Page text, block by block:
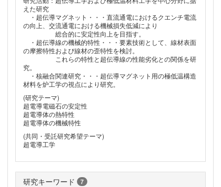
えた研究
・超伝導マグネット・・・直流通電におけるクエンチ電流
の向上、交流通電における機械損失低減により
総合的に安定性向上を目指す。
・超伝導線の機械的特性・・・要素技術として、線材表面
の摩擦特性および線材の歪特性を検討。
これらの特性と超伝導線の性能劣化との関係を研
究。
・核融合関連研究・・・超伝導マグネット用の極低温構造
材料を炉工学の視点により研究。
(研究テーマ)
超電導電磁石の安定性
超電導体の熱特性
超電導体の機械特性
(共同・受託研究希望テーマ)
超電導工学
研究キーワード 7